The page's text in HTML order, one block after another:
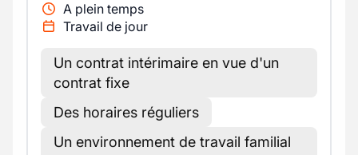
A plein temps
Travail de jour
Un contrat intérimaire en vue d'un
contrat fixe
Des horaires réguliers
Un environnement de travail familial